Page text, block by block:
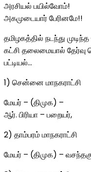
அரசியல் பயில்வோம்!
அகமுடையார் பேரினமே!!
தமிழகத்தில் நடந்து
கட்சி தலைமையால் தேர்வு
பட்டியல்…
1) சென்னை மாநகராட்சி
மேயர் – (திமுக) –
ஆர். பிரியா – பறையர்,
2) தாம்பரம் மாநகராட்சி
மேயர் – (திமுக) –